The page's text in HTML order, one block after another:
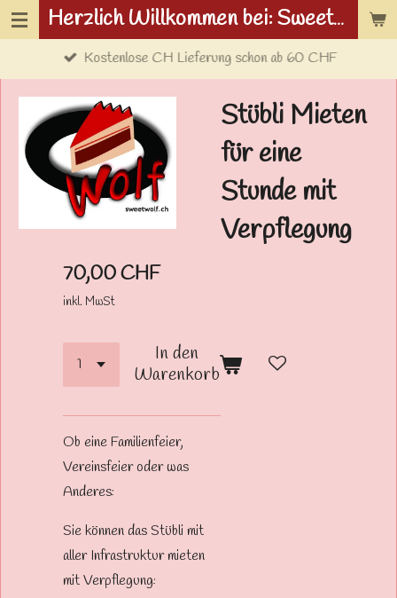
Zum
Herzlich Willkommen bei: Sweetwolf.ch
Kostenlose CH Lieferung schon ab 60 CHF
Stübli Mieten
für eine
Stunde mit
Verpflegung
70,00 CHF
inkl. MwSt
In den
Warenkorb
Ob eine Familienfeier,
Vereinsfeier oder was
Anderes:
Sie können das Stübli mit
aller Infrastruktur mieten
mit Verpflegung: